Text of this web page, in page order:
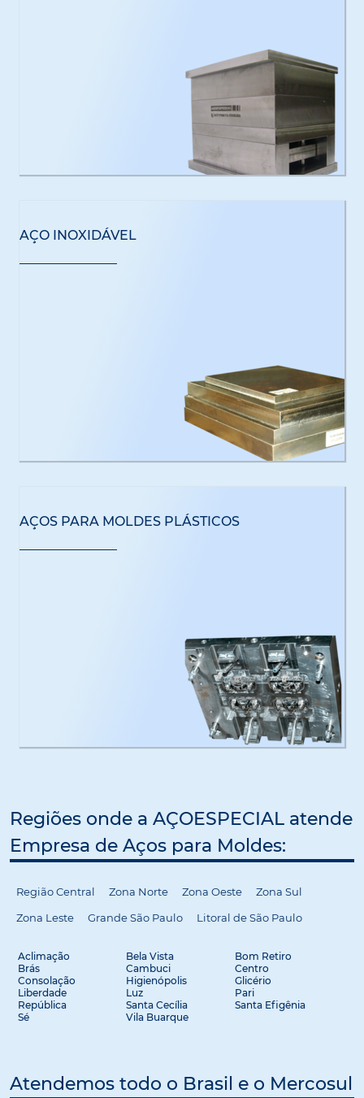
AÇO INOXIDÁVEL
AÇOS PARA MOLDES PLÁSTICOS
Regiões onde a AÇOESPECIAL atende
Empresa de Aços para Moldes:
Região Central Zona Norte Zona Oeste
Zona Sul
Zona Leste
Grande São Paulo Litoral de São Paulo
Aclimação Bela Vista
Bom Retiro
Brás
Cambuci
Centro
Consolação
Higienópolis
Glicério
Liberdade
Luz
Pari
República
Santa Cecília
Santa Efigênia
Sé
Vila Buarque
Atendemos todo o Brasil e o Mercosul